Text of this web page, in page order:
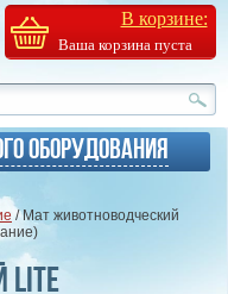
В корзине:
Ваша корзина пуста
оборудования
/ Мат животноводческий